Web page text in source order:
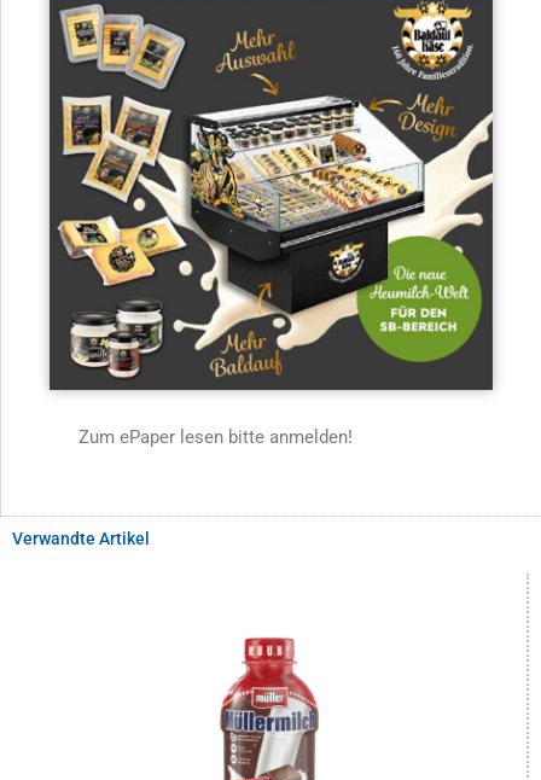
Zum ePaper lesen bitte anmelden!
Verwandte Artikel